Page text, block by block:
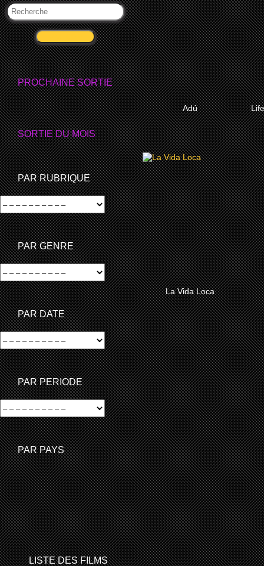
PROCHAINE SORTIE
SORTIE DU MOIS
PAR RUBRIQUE
PAR GENRE
PAR DATE
PAR PERIODE
PAR PAYS
LISTE DES FILMS
PLUS D’INFO…
Adú
2008
LA VIDA LOCA
PLUS D’INFO…
La Vida Loca